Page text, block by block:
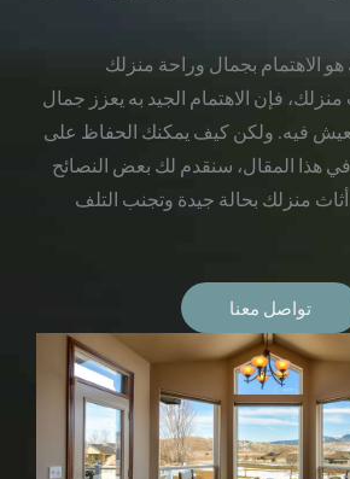
هو الاهتمام بجمال وراحة منزلك
فإن الاهتمام الجيد به يعزز جمال
فيه. ولكن كيف يمكنك الحفاظ على
هذا المقال، سنقدم لك بعض النصائح
تواصل معنا